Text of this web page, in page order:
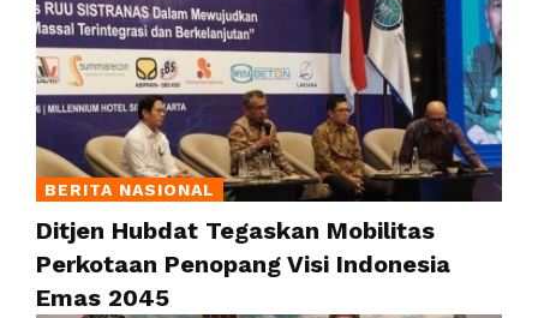
BERITA NASIONAL
Ditjen Hubdat Tegaskan Mobilitas
Perkotaan Penopang Visi Indonesia
Emas 2045